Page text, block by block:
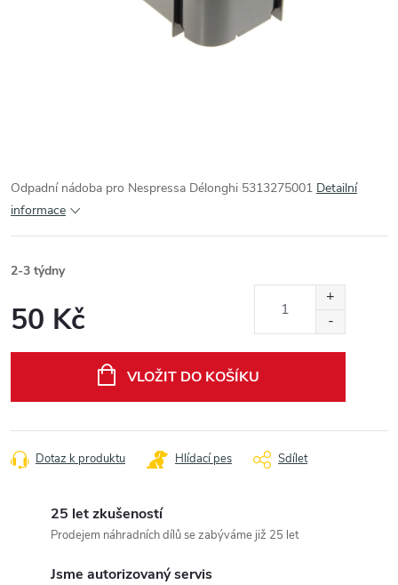
Odpadní nádoba pro Nespressa Délonghi 5313275001 Detailní
informace
2-3 týdny
50 Kč
VLOŽIT DO KOŠÍKU
Dotaz k produktu Hlídací pes Sdílet
25 let zkušeností
Prodejem náhradních dílů se zabýváme již 25 let
Jsme autorizovaný servis